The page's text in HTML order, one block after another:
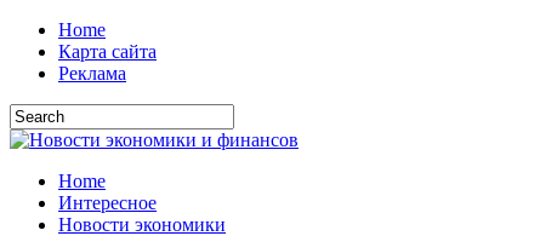
Home
Карта сайта
Реклама
Home
Интересное
Новости экономики